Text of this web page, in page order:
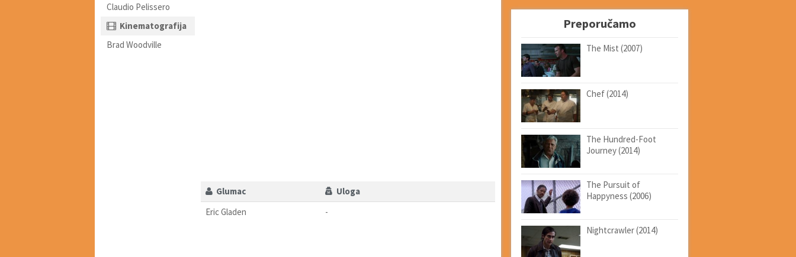
Claudio Pelissero
Kinematografija
Brad Woodville
Glumac
Uloga
Eric Gladen
-
Preporučamo
The Mist (2007)
Chef (2014)
The Hundred-Foot
Journey (2014)
The Pursuit of
Happyness (2006)
Nightcrawler (2014)